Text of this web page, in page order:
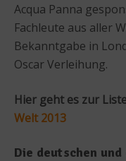
Acqua Panna
Fachleute aus aller
Bekanntgabe in
Oscar Verleihung.
Hier geht es zur
Welt 2013
Die deutschen